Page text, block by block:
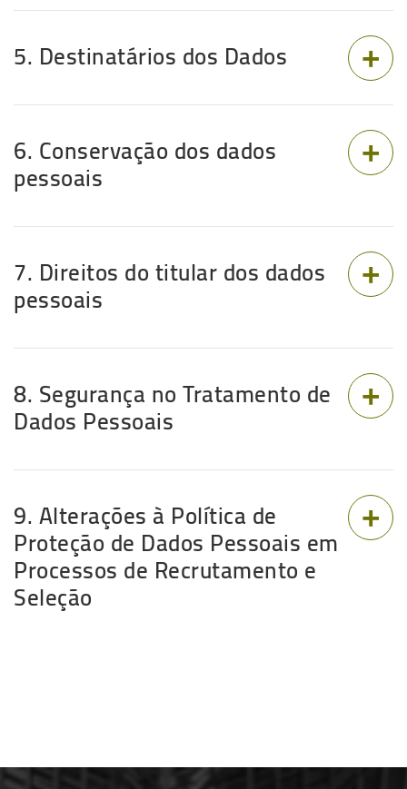
5. Destinatários dos Dados
6. Conservação dos dados
pessoais
7. Direitos do titular dos dados
pessoais
8. Segurança no Tratamento de
Dados Pessoais
9. Alterações à Política de
Proteção de Dados Pessoais em
Processos de Recrutamento e
Seleção